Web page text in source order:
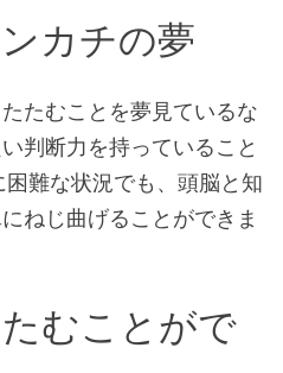
カチの夢
たむことを夢見ているな
判断力を持っていること
難な状況でも、頭脳と知
ねじ曲げることができま
むことがで